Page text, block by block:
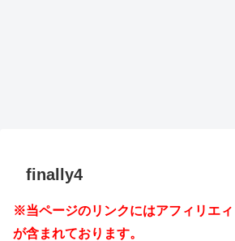
finally4
※当ページのリンクにはアフィリエ
が含まれております。